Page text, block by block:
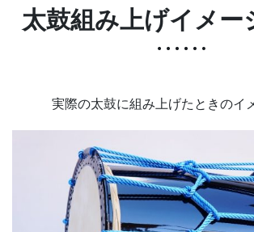
太鼓組み上げイメー
実際の太鼓に組み上げたときのイ